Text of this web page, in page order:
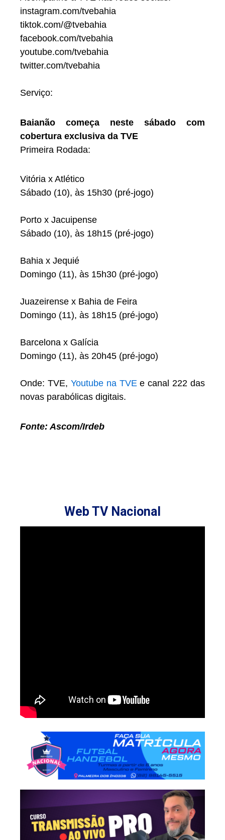
instagram.com/tvebahia
tiktok.com/@tvebahia
facebook.com/tvebahia
youtube.com/tvebahia
twitter.com/tvebahia
Serviço:
Baianão começa neste sábado com
cobertura exclusiva da TVE
Primeira Rodada:
Vitória x Atlético
Sábado (10), às 15h30 (pré-jogo)
Porto x Jacuipense
Sábado (10), às 18h15 (pré-jogo)
Bahia x Jequié
Domingo (11), às 15h30 (pré-jogo)
Juazeirense x Bahia de Feira
Domingo (11), às 18h15 (pré-jogo)
Barcelona x Galícia
Domingo (11), às 20h45 (pré-jogo)
Onde: TVE, Youtube na TVEe canal 222 das
novas parabólicas digitais.
Fonte: Ascom/Irdeb
Web TV Nacional